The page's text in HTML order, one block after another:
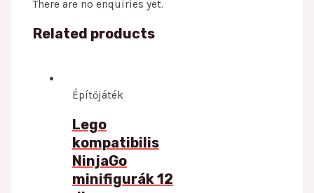
There are no enquiries yet.
Related products
Építőjáték
Lego
kompatibilis
NinjaGo
minifigurák 12